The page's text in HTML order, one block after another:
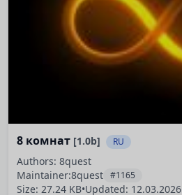
8 комнат [1.0b] RU
Authors: 8quest
Maintainer:8quest #1165
Size: 27.24 KB•Updated: 12.03.2026